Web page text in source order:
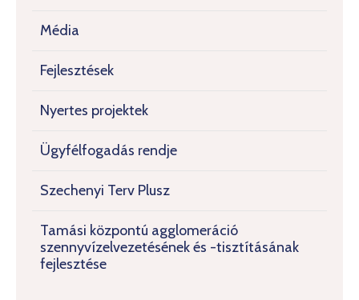
Média
Fejlesztések
Nyertes projektek
Ügyfélfogadás rendje
Szechenyi Terv Plusz
Tamási központú agglomeráció
szennyvízelvezetésének és -tisztításának
fejlesztése